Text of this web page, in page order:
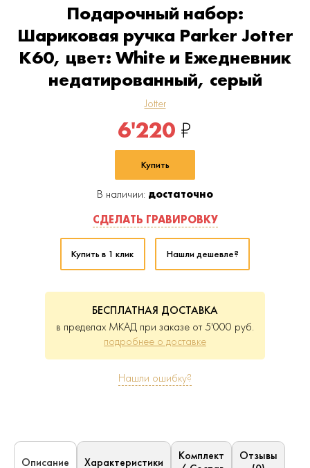
Подарочный набор:
Шариковая ручка Parker Jotter
K60, цвет: White и Ежедневник
недатированный, серый
Jotter
6'220 ₽
Купить
В наличии: достаточно
СДЕЛАТЬ ГРАВИРОВКУ
Купить в 1 клик Нашли дешевле?
БЕСПЛАТНАЯ ДОСТАВКА
в пределах МКАД при заказе от 5'000 руб.
подробнее о доставке
Нашли ошибку?
Описание Характеристики
Комплект
Отзывы